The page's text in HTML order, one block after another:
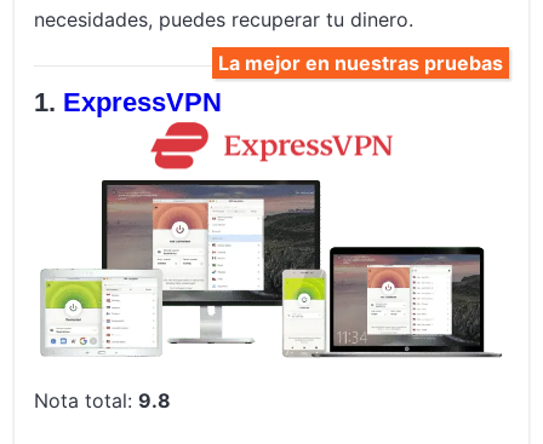
necesidades, puedes recuperar tu dinero.
La mejor en nuestras pruebas
ExpressVPN
Nota total:9.8